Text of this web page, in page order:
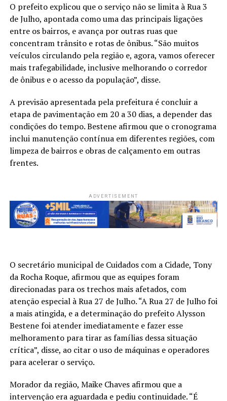
O prefeito explicou que o serviço não se limita à Rua 3
de Julho, apontada como uma das principais ligações
entre os bairros, e avança por outras ruas que
concentram trânsito e rotas de ônibus. “São muitos
veículos circulando pela região e, agora, vamos oferecer
mais trafegabilidade, inclusive melhorando o corredor
de ônibus e o acesso da população”, disse.
A previsão apresentada pela prefeitura é concluir a
etapa de pavimentação em 20 a 30 dias, a depender das
condições do tempo. Bestene afirmou que o cronograma
inclui manutenção contínua em diferentes regiões, com
limpeza de bairros e obras de calçamento em outras
frentes.
ADVERTISEMENT
O secretário municipal de Cuidados com a Cidade, Tony
da Rocha Roque, afirmou que as equipes foram
direcionadas para os trechos mais afetados, com
atenção especial à Rua 27 de Julho. “A Rua 27 de Julho foi
a mais atingida, e a determinação do prefeito Alysson
Bestene foi atender imediatamente e fazer esse
melhoramento para tirar as famílias dessa situação
crítica”, disse, ao citar o uso de máquinas e operadores
para acelerar o serviço.
Morador da região, Maike Chaves afirmou que a
intervenção era aguardada e pediu continuidade. “É